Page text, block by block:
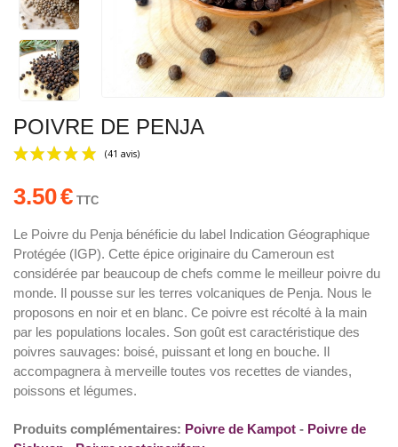
POIVRE DE PENJA
(41 avis)
3.50€ TTC
Le Poivre du Penja bénéficie du label Indication Géographique
Protégée (IGP). Cette épice originaire du Cameroun est
considérée par beaucoup de chefs comme le meilleur poivre du
monde. Il pousse sur les terres volcaniques de Penja. Nous le
proposons en noir et en blanc. Ce poivre est récolté à la main
par les populations locales. Son goût est caractéristique des
poivres sauvages: boisé, puissant et long en bouche. Il
accompagnera à merveille toutes vos recettes de viandes,
poissons et légumes.
Produits complémentaires: Poivre de Kampot - Poivre de